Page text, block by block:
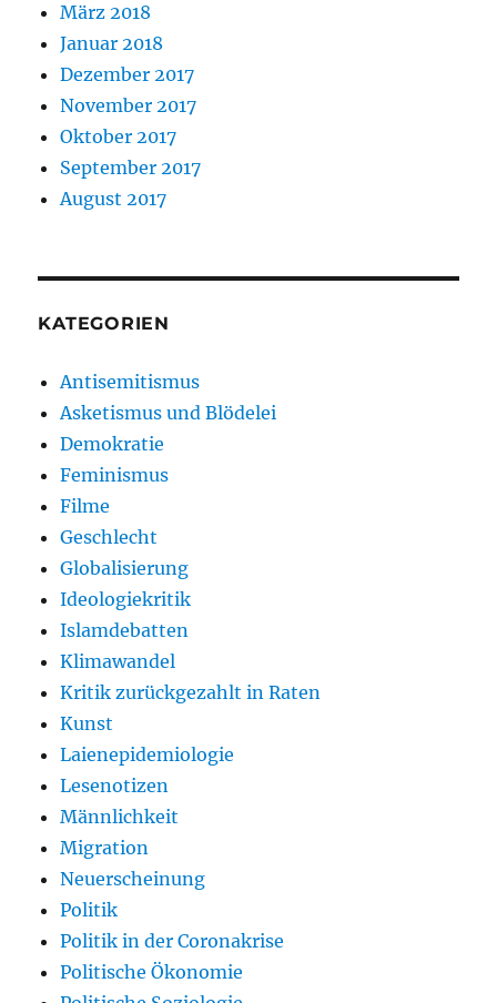
März 2018
Januar 2018
Dezember 2017
November 2017
Oktober 2017
September 2017
August 2017
KATEGORIEN
Antisemitismus
Asketismus und Blödelei
Demokratie
Feminismus
Filme
Geschlecht
Globalisierung
Ideologiekritik
Islamdebatten
Klimawandel
Kritik zurückgezahlt in Raten
Kunst
Laienepidemiologie
Lesenotizen
Männlichkeit
Migration
Neuerscheinung
Politik
Politik in der Coronakrise
Politische Ökonomie